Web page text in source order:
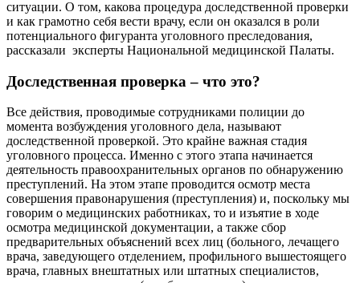
ситуации. О том, какова процедура доследственной проверки
и как грамотно себя вести врачу, если он оказался в роли
потенциального фигуранта уголовного преследования,
рассказали эксперты Национальной медицинской Палаты.
Доследственная проверка – что это?
Все действия, проводимые сотрудниками полиции до
момента возбуждения уголовного дела, называют
доследственной проверкой. Это крайне важная стадия
уголовного процесса. Именно с этого этапа начинается
деятельность правоохранительных органов по обнаружению
преступлений. На этом этапе проводится осмотр места
совершения правонарушения (преступления) и, поскольку мы
говорим о медицинских работниках, то и изъятие в ходе
осмотра медицинской документации, а также сбор
предварительных объяснений всех лиц (больного, лечащего
врача, заведующего отделением, профильного вышестоящего
врача, главных внештатных или штатных специалистов,